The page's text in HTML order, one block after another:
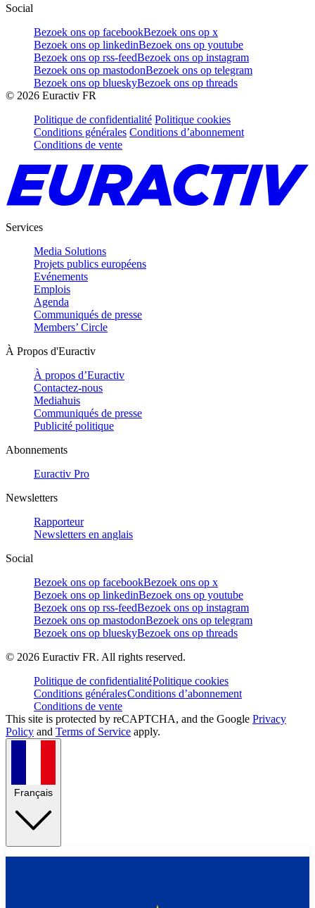
Social
Bezoek ons op facebookBezoek ons op x
Bezoek ons op linkedinBezoek ons op youtube
Bezoek ons op rss-feedBezoek ons op instagram
Bezoek ons op mastodonBezoek ons op telegram
Bezoek ons op blueskyBezoek ons op threads
© 2026 Euractiv FR
Politique de confidentialité Politique cookies
Conditions générales Conditions d’abonnement
Conditions de vente
Services
Media Solutions
Projets publics européens
Evénements
Emplois
Agenda
Communiqués de presse
Members’ Circle
À Propos d'Euractiv
À propos d’Euractiv
Contactez-nous
Mediahuis
Communiqués de presse
Publicité politique
Abonnements
Euractiv Pro
Newsletters
Rapporteur
Newsletters en anglais
Social
Bezoek ons op facebookBezoek ons op x
Bezoek ons op linkedinBezoek ons op youtube
Bezoek ons op rss-feedBezoek ons op instagram
Bezoek ons op mastodonBezoek ons op telegram
Bezoek ons op blueskyBezoek ons op threads
© 2026 Euractiv FR. All rights reserved.
Politique de confidentialitéPolitique cookies
Conditions généralesConditions d’abonnement
Conditions de vente
This site is protected by reCAPTCHA, and the Google Privacy
Policy and Terms of Service apply.
Français